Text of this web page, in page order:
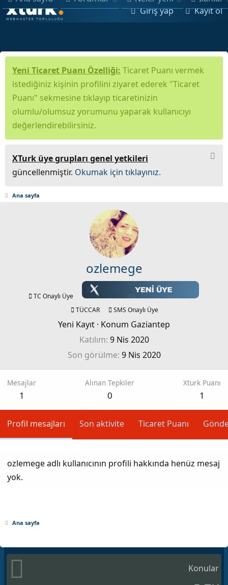
Giriş yap Kayıt ol
Yeni Ticaret Puanı Özelliği: Ticaret Puanı vermek
istediğiniz kişinin profilini ziyaret ederek "Ticaret
Puanı" sekmesine tıklayıp ticaretinizin
olumlu/olumsuz yorumunu yaparak kullanıcıyı
değerlendirebilirsiniz.
XTurk üye grupları genel yetkileri
güncellenmiştir. Okumak için tıklayınız.
Ana sayfa
ozlemege
TC Onaylı Üye
TÜCCAR
SMS Onaylı Üye
Yeni Kayıt · Konum Gaziantep
Katılım 9 Nis 2020
Son görülme 9 Nis 2020
Mesajlar
1
Alınan Tepkiler
0
Xturk Puanı
1
Profil mesajları Son aktivite Ticaret Puanı
ozlemege adlı kullanıcının profili hakkında henüz mesaj
yok.
Ana sayfa
Konular